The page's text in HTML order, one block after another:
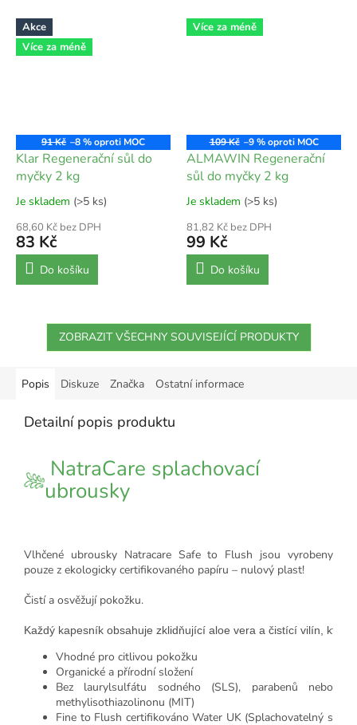
Akce
Více za méně
91 Kč –8 %
Klar Regenerační sůl do
myčky 2 kg
Je skladem (>5 ks)
68,60 Kč bez DPH
83 Kč
Do košíku
Více za méně
109 Kč –9 %
ALMAWIN Regenerační
sůl do myčky 2 kg
Je skladem (>5 ks)
81,82 Kč bez DPH
99 Kč
Do košíku
ZOBRAZIT VŠECHNY SOUVISEJÍCÍ PRODUKTY
Popis Diskuze Značka Ostatní informace
Detailní popis produktu
NatraCare splachovací
ubrousky
Vlhčené ubrousky Natracare Safe to Flush jsou vyrobeny
pouze z ekologicky certifikovaného papíru – nulový plast!
Čistí a osvěžují pokožku.
Každý kapesník obsahuje zklidňující aloe vera a čistící vilín,
Vhodné pro citlivou pokožku
Organické a přírodní složení
Bez laurylsulfátu sodného (SLS), parabenů nebo
methylisothiazolinonu (MIT)
Fine to Flush certifikováno Water UK (Splachovatelný s